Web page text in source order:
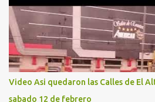
Video Asi quedaron las Calles de El
sabado 12 de febrero